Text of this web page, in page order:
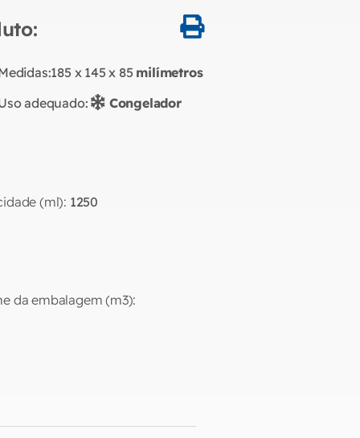
185 x 145 x 85 milímetros
adequado:
Congelador
(ml): 1250
da embalagem (m3):